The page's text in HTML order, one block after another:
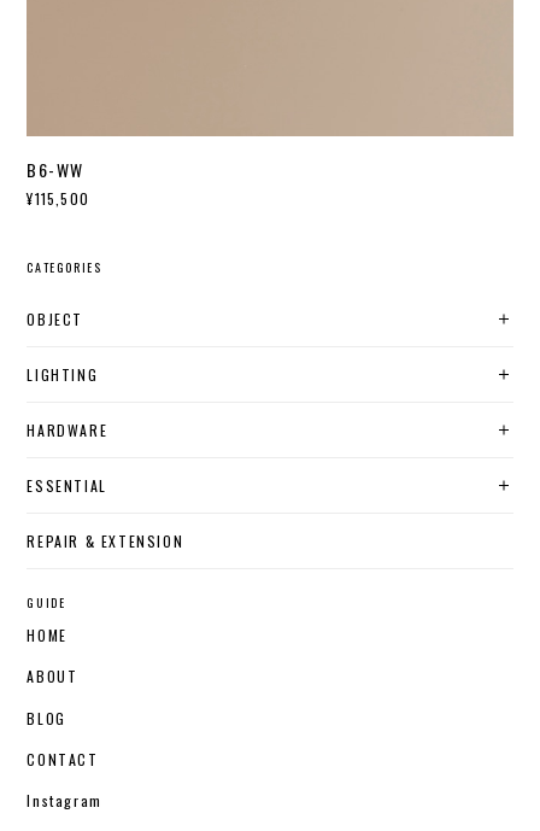
B6-WW
¥115,500
CATEGORIES
OBJECT
LIGHTING
HARDWARE
ESSENTIAL
REPAIR & EXTENSION
GUIDE
HOME
ABOUT
BLOG
CONTACT
Instagram